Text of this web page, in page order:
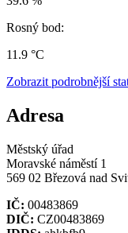
Rosný bod:
11.9 °C
Zobrazit podrobnější
Adresa
Městský úřad
Moravské náměstí 1
569 02 Březová nad
IČ: 00483869
DIČ: CZ00483869